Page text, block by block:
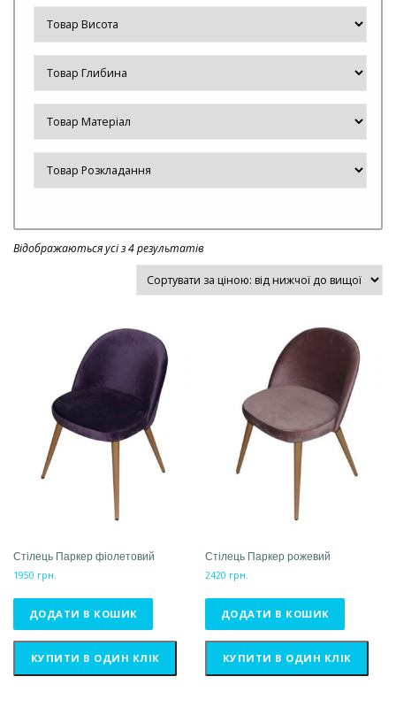
Відображаються усі з 4 результатів
Стілець Паркер фіолетовий
1950 грн.
ДОДАТИ В КОШИК
КУПИТИ В ОДИН КЛІК
Стілець Паркер рожевий
2420 грн.
ДОДАТИ В КОШИК
КУПИТИ В ОДИН КЛІК